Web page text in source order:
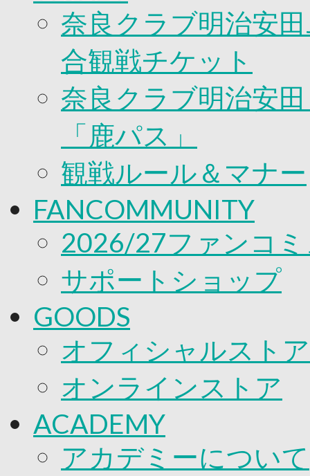
奈良クラブ明治安
合観戦チケット
奈良クラブ明治安
「鹿パス」
観戦ルール＆マナー
FANCOMMUNITY
2026/27ファンコ
サポートショップ
GOODS
オフィシャルスト
オンラインストア
ACADEMY
アカデミーについて